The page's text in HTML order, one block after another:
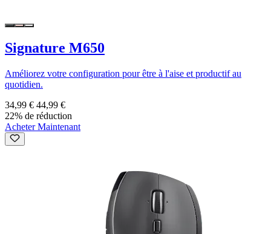
Signature M650
Améliorez votre configuration pour être à l'aise et productif au
quotidien.
34,99 € 44,99 €
22% de réduction
Acheter Maintenant